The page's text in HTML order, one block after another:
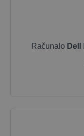
Računalo Dell